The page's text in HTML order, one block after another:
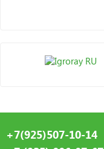
+7(925)507-10-14